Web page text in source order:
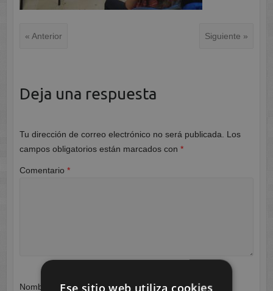
« Anterior Siguiente »
Deja una respuesta
Tu dirección de correo electrónico no será publicada.
Los
campos obligatorios están marcados con *
Comentario *
Nombre Ese sitio web utiliza cookies